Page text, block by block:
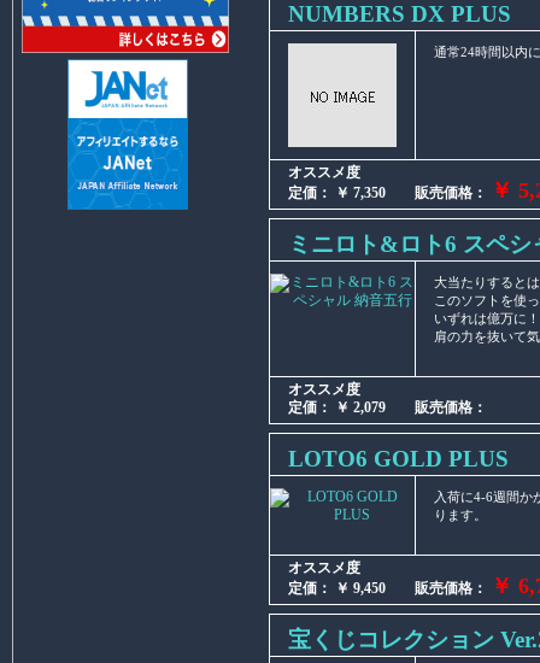
NUMBERS DX PLUS
通常24時間以内
オススメ度
定価： ￥ 7,350 販売価格：
￥
ミニロト&ロト6 スペシ
大当たりすると
このソフトを使
いずれは億万に
肩の力を抜いて
オススメ度
定価： ￥ 2,079 販売価格：
LOTO6 GOLD PLUS
入荷に4-6週間か
ります。
オススメ度
定価： ￥ 9,450 販売価格：
￥
宝くじコレクション